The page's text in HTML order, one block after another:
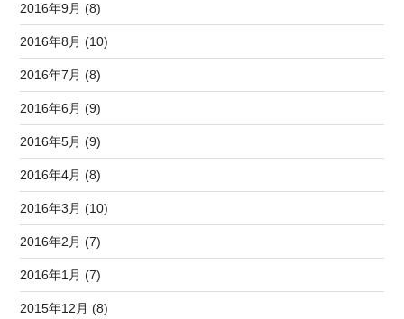
2016年9月 (8)
2016年8月 (10)
2016年7月 (8)
2016年6月 (9)
2016年5月 (9)
2016年4月 (8)
2016年3月 (10)
2016年2月 (7)
2016年1月 (7)
2015年12月 (8)